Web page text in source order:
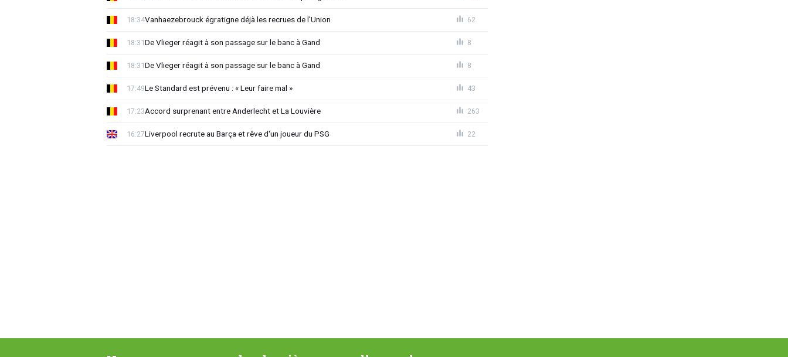
Vanhaezebrouck égratigne déjà les recrues de l'Union
18:34 62
De Vlieger réagit à son passage sur le banc à Gand
18:31 8
De Vlieger réagit à son passage sur le banc à Gand
18:31 8
Le Standard est prévenu : « Leur faire mal »
17:49 43
Accord surprenant entre Anderlecht et La Louvière
17:23 263
Liverpool recrute au Barça et rêve d'un joueur du PSG
16:27 22